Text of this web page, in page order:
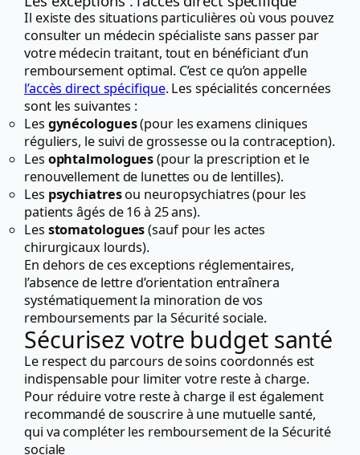
Il existe des situations particulières où vous pouvez
consulter un médecin spécialiste sans passer par
votre médecin traitant, tout en bénéficiant d’un
remboursement optimal. C’est ce qu’on appelle
l’accès direct spécifique. Les spécialités concernées
sont les suivantes :
Les gynécologues(pour les examens cliniques
réguliers, le suivi de grossesse ou la contraception).
Les ophtalmologues(pour la prescription et le
renouvellement de lunettes ou de lentilles).
Les psychiatresou neuropsychiatres (pour les
patients âgés de 16 à 25 ans).
Les stomatologues(sauf pour les actes
chirurgicaux lourds).
En dehors de ces exceptions réglementaires,
l’absence de lettre d’orientation entraînera
systématiquement la minoration de vos
remboursements par la Sécurité sociale.
Sécurisez votre budget santé
Le respect du parcours de soins coordonnés est
indispensable pour limiter votre reste à charge.
Pour réduire votre reste à charge il est également
recommandé de souscrire à une mutuelle santé,
qui va compléter les remboursement de la Sécurité
sociale